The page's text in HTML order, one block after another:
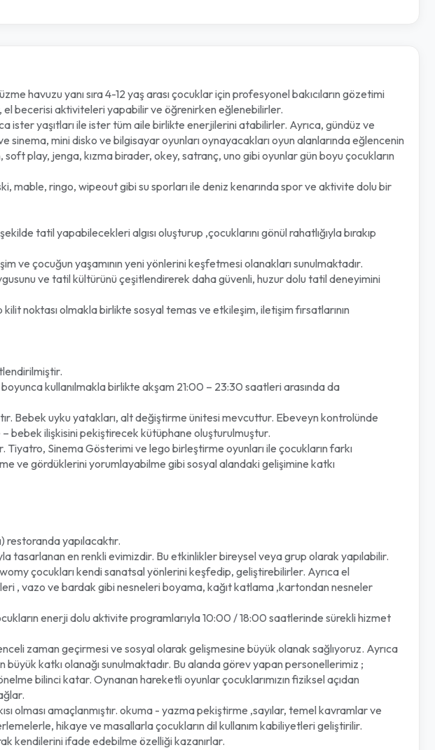
havuzu yanı sıra 4-12 yaş arası çocuklar için profesyonel bakıcıların gözetimi
el becerisi aktiviteleri yapabilir ve öğrenirken eğlenebilirler.
yaşıtları ile ister tüm aile birlikte enerjilerini atabilirler. Ayrıca, gündüz ve
mini disko ve bilgisayar oyunları oynayacakları oyun alanlarında eğlencenin
play, jenga, kızma birader, okey, satranç, uno gibi oyunlar gün boyu çocukların
ringo, wipeout gibi su sporları ile deniz kenarında spor ve aktivite dolu bir
tatil yapabilecekleri algısı oluşturup ,çocuklarını gönül rahatlığıyla bırakıp
ve çocuğun yaşamının yeni yönlerini keşfetmesi olanakları sunulmaktadır.
ve tatil kültürünü çeşitlendirerek daha güvenli, huzur dolu tatil deneyimini
noktası olmakla birlikte sosyal temas ve etkileşim, iletişim fırsatlarının
kullanılmakla birlikte akşam 21:00 – 23:30 saatleri arasında da
Bebek uyku yatakları, alt değiştirme ünitesi mevcuttur. Ebeveyn kontrolünde
bebek ilişkisini pekiştirecek kütüphane oluşturulmuştur.
Sinema Gösterimi ve lego birleştirme oyunları ile çocukların farkı
ve gördüklerini yorumlayabilme gibi sosyal alandaki gelişimine katkı
restoranda yapılacaktır.
tasarlanan en renkli evimizdir. Bu etkinlikler bireysel veya grup olarak yapılabilir.
çocukları kendi sanatsal yönlerini keşfedip, geliştirebilirler. Ayrıca el
, vazo ve bardak gibi nesneleri boyama, kağıt katlama ,kartondan nesneler
enerji dolu aktivite programlarıyla 10:00 / 18:00 saatlerinde sürekli hizmet
zaman geçirmesi ve sosyal olarak gelişmesine büyük olanak sağlıyoruz. Ayrıca
büyük katkı olanağı sunulmaktadır. Bu alanda görev yapan personellerimiz ;
bilinci katar. Oynanan hareketli oyunlar çocuklarımızın fiziksel açıdan
olması amaçlanmıştır. okuma - yazma pekiştirme ,sayılar, temel kavramlar ve
hikaye ve masallarla çocukların dil kullanım kabiliyetleri geliştirilir.
kendilerini ifade edebilme özelliği kazanırlar.